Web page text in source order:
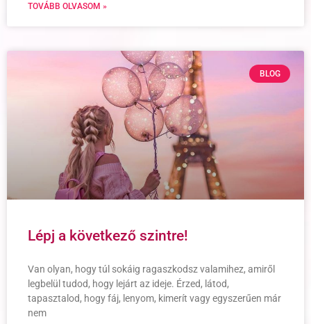
TOVÁBB OLVASOM »
BLOG
Lépj a következő szintre!
Van olyan, hogy túl sokáig ragaszkodsz valamihez, amiről
legbelül tudod, hogy lejárt az ideje. Érzed, látod,
tapasztalod, hogy fáj, lenyom, kimerít vagy egyszerűen már
nem